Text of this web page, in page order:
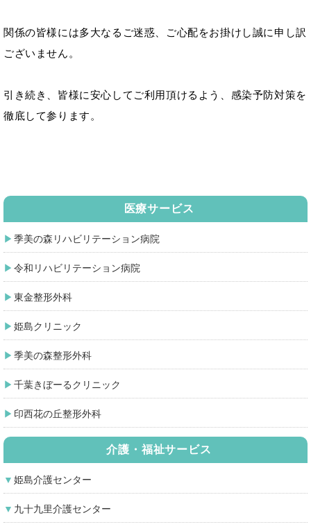
関係の皆様には多大なるご迷惑、ご心配をお掛けし誠に申し訳
ございません。
引き続き、皆様に安心してご利用頂けるよう、感染予防対策を
徹底して参ります。
医療サービス
季美の森リハビリテーション病院
令和リハビリテーション病院
東金整形外科
姫島クリニック
季美の森整形外科
千葉きぼーるクリニック
印西花の丘整形外科
介護・福祉サービス
姫島介護センター
九十九里介護センター